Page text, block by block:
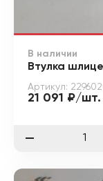
В наличии
Втулка
Артикул:
21 091 ₽/шт.